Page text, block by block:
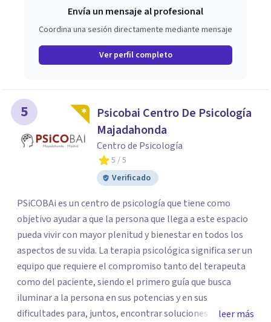
Envía un mensaje al profesional
Coordina una sesión directamente mediante mensaje
Ver perfil completo
5
Psicobai Centro De Psicología
Majadahonda
Centro de Psicología
5 / 5
Verificado
PSiCOBAi es un centro de psicología que tiene como
objetivo ayudar a que la persona que llega a este espacio
pueda vivir con mayor plenitud y bienestar en todos los
aspectos de su vida. La terapia psicológica significa ser un
equipo que requiere el compromiso tanto del terapeuta
como del paciente, siendo el primero guía que busca
iluminar a la persona en sus potencias y en sus
dificultades para, juntos, encontrar soluciones. Nosleer más